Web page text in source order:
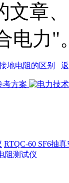
文章
电力"
地电阻的区别
RTQC-60 SF6抽
阻测试仪